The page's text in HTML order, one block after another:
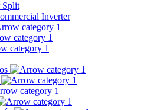
Split
Inverter